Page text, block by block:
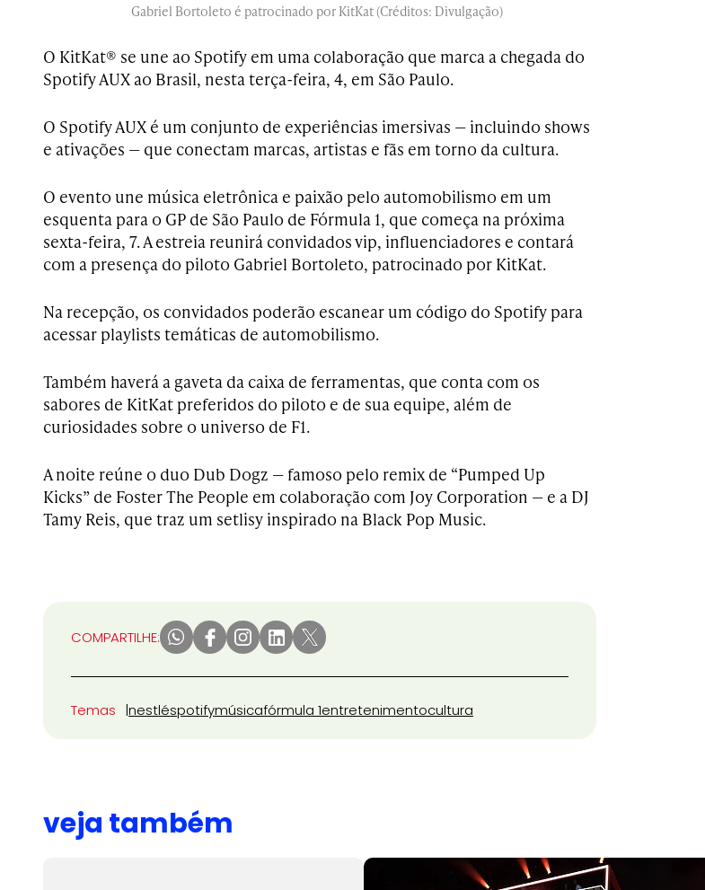
Gabriel Bortoleto é patrocinado por KitKat (Créditos: Divulgação)
O KitKat® se une ao Spotify em uma colaboração que marca a chegada do
Spotify AUX ao Brasil, nesta terça-feira, 4, em São Paulo.
O Spotify AUX é um conjunto de experiências imersivas — incluindo shows
e ativações — que conectam marcas, artistas e fãs em torno da cultura.
O evento une música eletrônica e paixão pelo automobilismo em um
esquenta para o GP de São Paulo de Fórmula 1, que começa na próxima
sexta-feira, 7. A estreia reunirá convidados vip, influenciadores e contará
com a presença do piloto Gabriel Bortoleto, patrocinado por KitKat.
Na recepção, os convidados poderão escanear um código do Spotify para
acessar playlists temáticas de automobilismo.
Também haverá a gaveta da caixa de ferramentas, que conta com os
sabores de KitKat preferidos do piloto e de sua equipe, além de
curiosidades sobre o universo de F1.
A noite reúne o duo Dub Dogz — famoso pelo remix de “Pumped Up
Kicks” de Foster The People em colaboração com Joy Corporation — e a DJ
Tamy Reis, que traz um setlisy inspirado na Black Pop Music.
COMPARTILHE:
Temas nestléspotifymúsicafórmula 1entretenimentocultura
veja também